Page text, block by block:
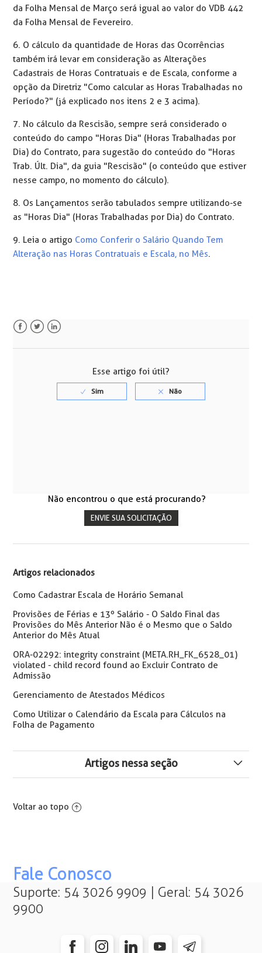
da Folha Mensal de Março será igual ao valor do VDB 442
da Folha Mensal de Fevereiro.
6. O cálculo da quantidade de Horas das Ocorrências
também irá levar em consideração as Alterações
Cadastrais de Horas Contratuais e de Escala, conforme a
opção da Diretriz "Como calcular as Horas Trabalhadas no
Período?" (já explicado nos itens 2 e 3 acima).
7. No cálculo da Rescisão, sempre será considerado o
conteúdo do campo "Horas Dia" (Horas Trabalhadas por
Dia) do Contrato, para sugestão do conteúdo do "Horas
Trab. Últ. Dia", da guia "Rescisão" (o conteúdo que estiver
nesse campo, no momento do cálculo).
8. Os Lançamentos serão tabulados sempre utilizando-se
as "Horas Dia" (Horas Trabalhadas por Dia) do Contrato.
9. Leia o artigo Como Conferir o Salário Quando Tem
Alteração nas Horas Contratuais e Escala, no Mês.
Esse artigo foi útil?
Não encontrou o que está procurando?
ENVIE SUA SOLICITAÇÃO
Artigos relacionados
Como Cadastrar Escala de Horário Semanal
Provisões de Férias e 13º Salário - O Saldo Final das
Provisões do Mês Anterior Não é o Mesmo que o Saldo
Anterior do Mês Atual
ORA-02292: integrity constraint (META.RH_FK_6528_01)
violated - child record found ao Excluir Contrato de
Admissão
Gerenciamento de Atestados Médicos
Como Utilizar o Calendário da Escala para Cálculos na
Folha de Pagamento
Artigos nessa seção
O lançamento não pode ser realizado pois o período
selecionado está bloqueado para acertos
Voltar ao topo
Fale Conosco
Suporte: 54 3026 9909 | Geral: 54 3026
9900